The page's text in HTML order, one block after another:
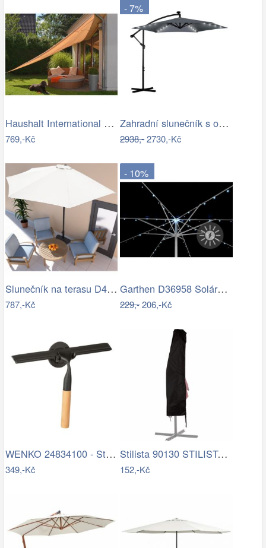
Haushalt International Stínící…
769,-Kč
- 7%
Zahradní slunečník s osvětlením PL-882,…
2938,-2730,-Kč
Slunečník na terasu D4163 krémová…
787,-Kč
- 10%
Garthen D36958 Solární blikající řetěz…
229,-206,-Kč
WENKO 24834100 - Stěrka BAMBUSa 24,5x17…
349,-Kč
Stilista 90130 STILISTA Obal na 350 cm…
152,-Kč